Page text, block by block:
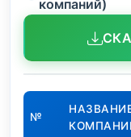
компаний)
№